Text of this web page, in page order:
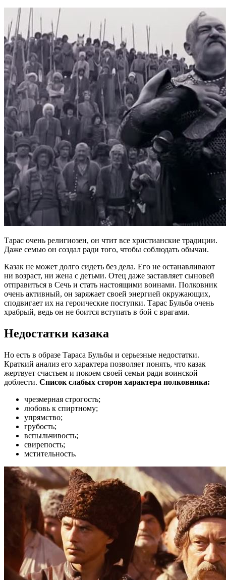
Тарас очень религиозен, он чтит все христианские традиции.
Даже семью он создал ради того, чтобы соблюдать обычаи.
Казак не может долго сидеть без дела. Его не останавливают
ни возраст, ни жена с детьми. Отец даже заставляет сыновей
отправиться в Сечь и стать настоящими воинами. Полковник
очень активный, он заряжает своей энергией окружающих,
сподвигает их на героические поступки. Тарас Бульба очень
храбрый, ведь он не боится вступать в бой с врагами.
Недостатки казака
Но есть в образе Тараса Бульбы и серьезные недостатки.
Краткий анализ его характера позволяет понять, что казак
жертвует счастьем и покоем своей семьи ради воинской
доблести. Список слабых сторон характера полковника:
чрезмерная строгость;
любовь к спиртному;
упрямство;
грубость;
вспыльчивость;
свирепость;
мстительность.